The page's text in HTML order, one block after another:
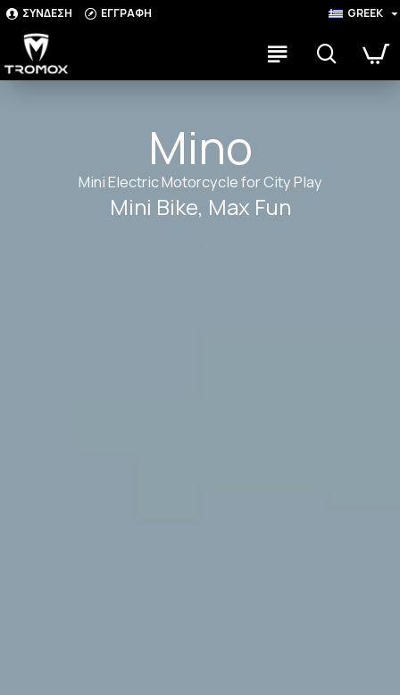
ΣΥΝΔΕΣΗ ΕΓΓΡΑΦΗ GREEK
Mino
Mini Electric Motorcycle for City Play
Mini Bike, Max Fun